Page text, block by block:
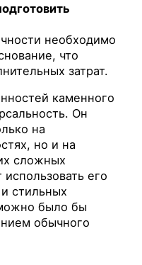
необходимо
что
затрат.
каменного
Он
на
но и на
сложных
его
стильных
было бы
обычного